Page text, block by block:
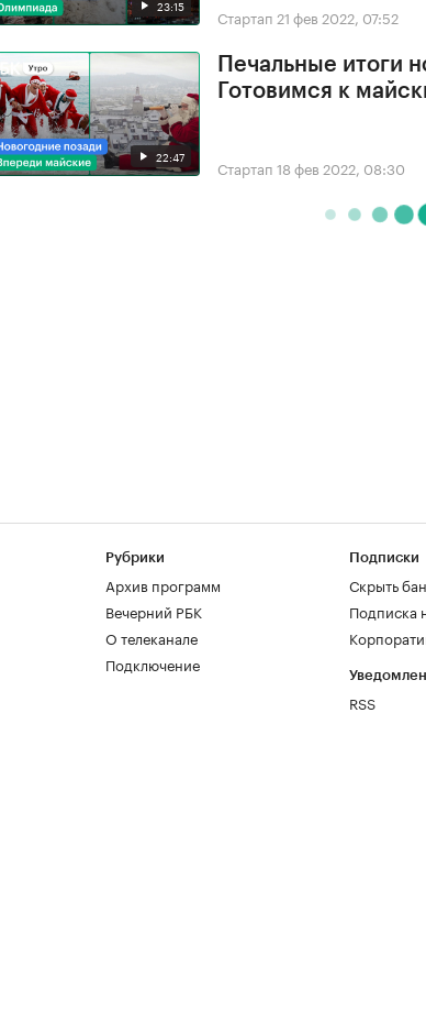
23:15 Стартап 21 фев 2022, 07:52
22:47
Печальные итоги
Готовимся к
Стартап 18 фев 2022, 08:30
Рубрики
Архив программ
Вечерний РБК
О телеканале
Подключение
Подписки
Скрыть
Подписка
RSS